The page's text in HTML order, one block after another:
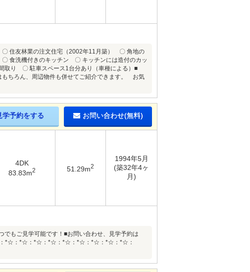
林業の注文住宅（2002年11月築） 〇 角地の
食洗機付きのキッチン 〇 キッチンには造付のカッ
取り 〇 駐車スペース1台分あり（車種による）■
、周辺物件も併せてご紹介できます。 お気
学予約をする お問い合わせ(無料)
4DK
83.83m2 51.29m2
1994年5月
(築32年4ヶ
月)
見学可能です！■お問い合わせ、見学予約は
*☆：*☆：*☆：*☆：*☆：*☆：*☆：*☆：*☆：*☆：